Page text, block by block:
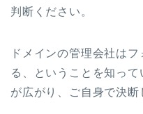
判断ください。
ドメインの管理会社は
る、ということを知っ
が広がり、ご自身で決断